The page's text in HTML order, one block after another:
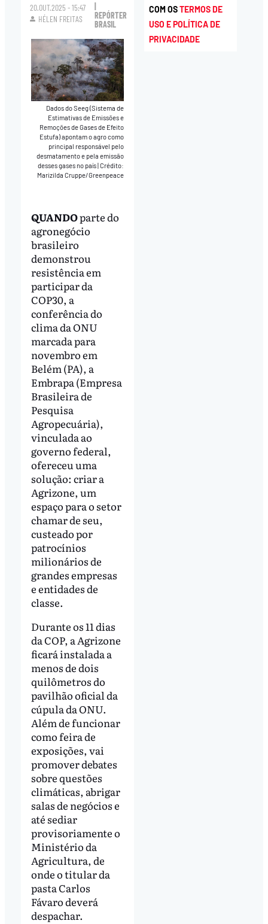
20.OUT.2025 - 15:47
HÉLEN FREITAS
REPÓRTER
BRASIL
Dados do Seeg (Sistema de
Estimativas de Emissões e
Remoções de Gases de Efeito
Estufa) apontam o agro como
principal responsável pelo
desmatamento e pela emissão
desses gases no país|Crédito:
Marizilda Cruppe/Greenpeace
QUANDOparte do
agronegócio
brasileiro
demonstrou
resistência em
participar da
COP30, a
conferência do
clima da ONU
marcada para
novembro em
Belém (PA), a
Embrapa (Empresa
Brasileira de
Pesquisa
Agropecuária),
vinculada ao
governo federal,
ofereceu uma
solução: criar a
Agrizone, um
espaço para o setor
chamar de seu,
custeado por
patrocínios
milionários de
grandes empresas
e entidades de
classe.
Durante os 11 dias
da COP, a Agrizone
ficará instalada a
menos de dois
quilômetros do
pavilhão oficial da
cúpula da ONU.
Além de funcionar
como feira de
exposições, vai
promover debates
sobre questões
climáticas, abrigar
salas de negócios e
até sediar
provisoriamente o
Ministério da
Agricultura, de
onde o titular da
pasta Carlos
Fávaro deverá
despachar.
COM OSTERMOS DE
USO E POLÍTICA DE
PRIVACIDADE